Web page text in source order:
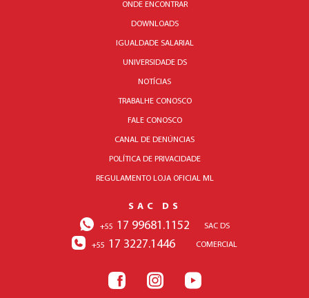
ONDE ENCONTRAR
DOWNLOADS
IGUALDADE SALARIAL
UNIVERSIDADE DS
NOTÍCIAS
TRABALHE CONOSCO
FALE CONOSCO
CANAL DE DENÚNCIAS
POLÍTICA DE PRIVACIDADE
REGULAMENTO LOJA OFICIAL ML
SAC DS
+55 17 99681.1152 SAC DS
+55 17 3227.1446 COMERCIAL